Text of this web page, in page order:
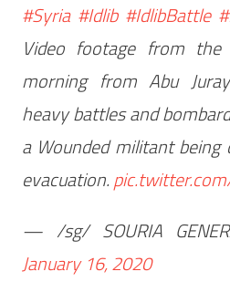
#Syria #Idlib #IdlibBattle
Video footage from
morning from Abu
heavy battles and
a Wounded militant
evacuation.
— /sg/ SOURIA
January 16, 2020